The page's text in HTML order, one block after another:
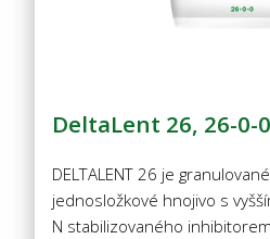
DeltaLent 26, 26-0-
DELTALENT 26 je
jednosložkové hnojivo s
N stabilizovaného